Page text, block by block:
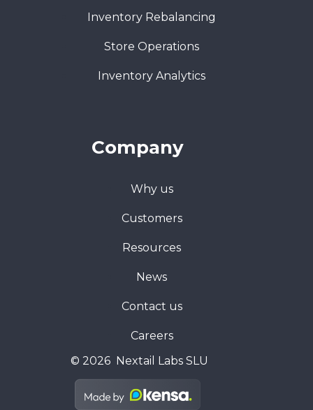
Inventory Rebalancing
Store Operations
Inventory Analytics
Company
Why us
Customers
Resources
News
Contact us
Careers
© 2026 Nextail Labs SLU